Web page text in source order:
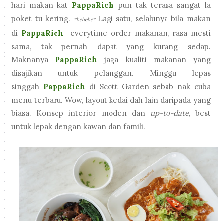
hari makan kat PappaRich pun tak terasa sangat la
poket tu kering.
*hehehe* Lagi satu, selalunya bila makan
di PappaRich everytime order makanan, rasa mesti
sama, tak pernah dapat yang kurang sedap.
Maknanya PappaRich jaga kualiti makanan yang
disajikan untuk pelanggan. Minggu lepas
singgah PappaRich di Scott Garden sebab nak cuba
menu terbaru. Wow, layout kedai dah lain daripada yang
biasa. Konsep interior moden dan
up-to-date, best
untuk lepak dengan kawan dan famili.